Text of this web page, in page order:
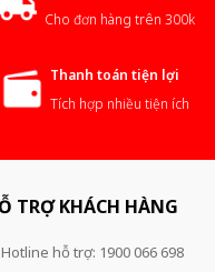
Cho đơn hàng trên 300k
Thanh toán tiện lợi
Tích hợp nhiều tiện ích
TRỢ KHÁCH HÀNG
Hotline hỗ trợ: 1900 066 698